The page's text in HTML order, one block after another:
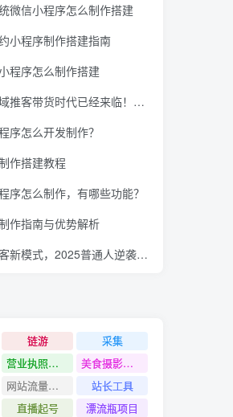
微信小程序怎么制作搭建
小程序制作搭建指南
程序怎么制作搭建
代已经来临！微信推客分享系统助力抢夺红利！
序怎么开发制作？
作搭建教程
序怎么制作，有哪些功能？
作指南与优势解析
式，2025普通人逆袭的亿级财富新风口
链游
采集
营业执照出证教程
美食摄影课程
网站流量赚钱
站长工具
直播起号
漂流瓶项目